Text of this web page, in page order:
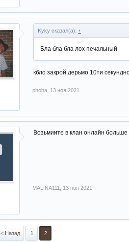
Kyky сказал(а): ↑
Бла бла бла лох печальный
кбло закрой дерьмо 10ти
phoba 13 ноя 2021
Возьмиите в клан онлайн
MALINA111 13 ноя 2021
< Назад 1 2